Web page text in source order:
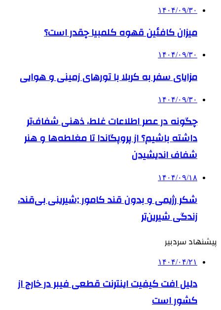
۱۴۰۴/۰۹/۳۰
میزان کافئین قهوه کلمبیا چقدر است؟
۱۴۰۴/۰۹/۳۰
مزایای سفر به کربلا با تورهای زمینی و هوایی
۱۴۰۴/۰۹/۳۰
چگونه در عصر اطلاعات غلط، ذهنی شفاف‌تر
داشته باشیم؟ از پروپگاندا تا مغلطه‌ها و هنر
شفاف اندیشیدن
۱۴۰۴/۰۹/۱۸
شکر رژیمی و بدون قند کامور ;شیرینی بی‌قند،
زندگی شیرین‌تر
پیشنهاد سردبیر
۱۴۰۴/۰۴/۲۱
دلیل افت کیفیت اینترنت قطعی فیبر در خارج از
کشور است